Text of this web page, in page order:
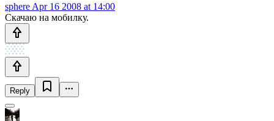
sphere Apr 16 2008 at 14:00
Скачаю на мобилку.
Reply